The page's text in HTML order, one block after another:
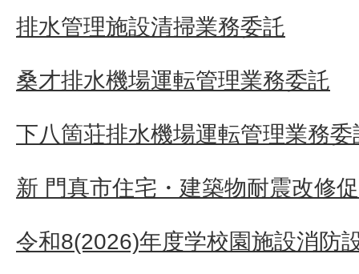
排水管理施設清掃業務委託
桑才排水機場運転管理業務委託
下八箇荘排水機場運転管理業務委
新 門真市住宅・建築物耐震改修
令和8(2026)年度学校園施設消防